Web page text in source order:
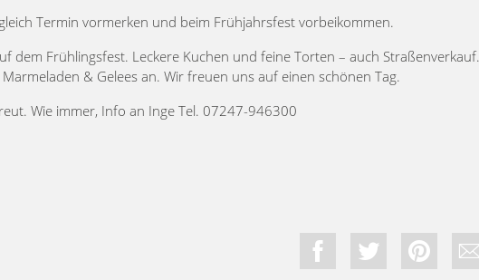
Termin vormerken und beim Frühjahrsfest vorbeikommen.
dem Frühlingsfest. Leckere Kuchen und feine Torten – auch Straßenverkauf.
& Gelees an. Wir freuen uns auf einen schönen Tag.
Wie immer, Info an Inge Tel. 07247-946300